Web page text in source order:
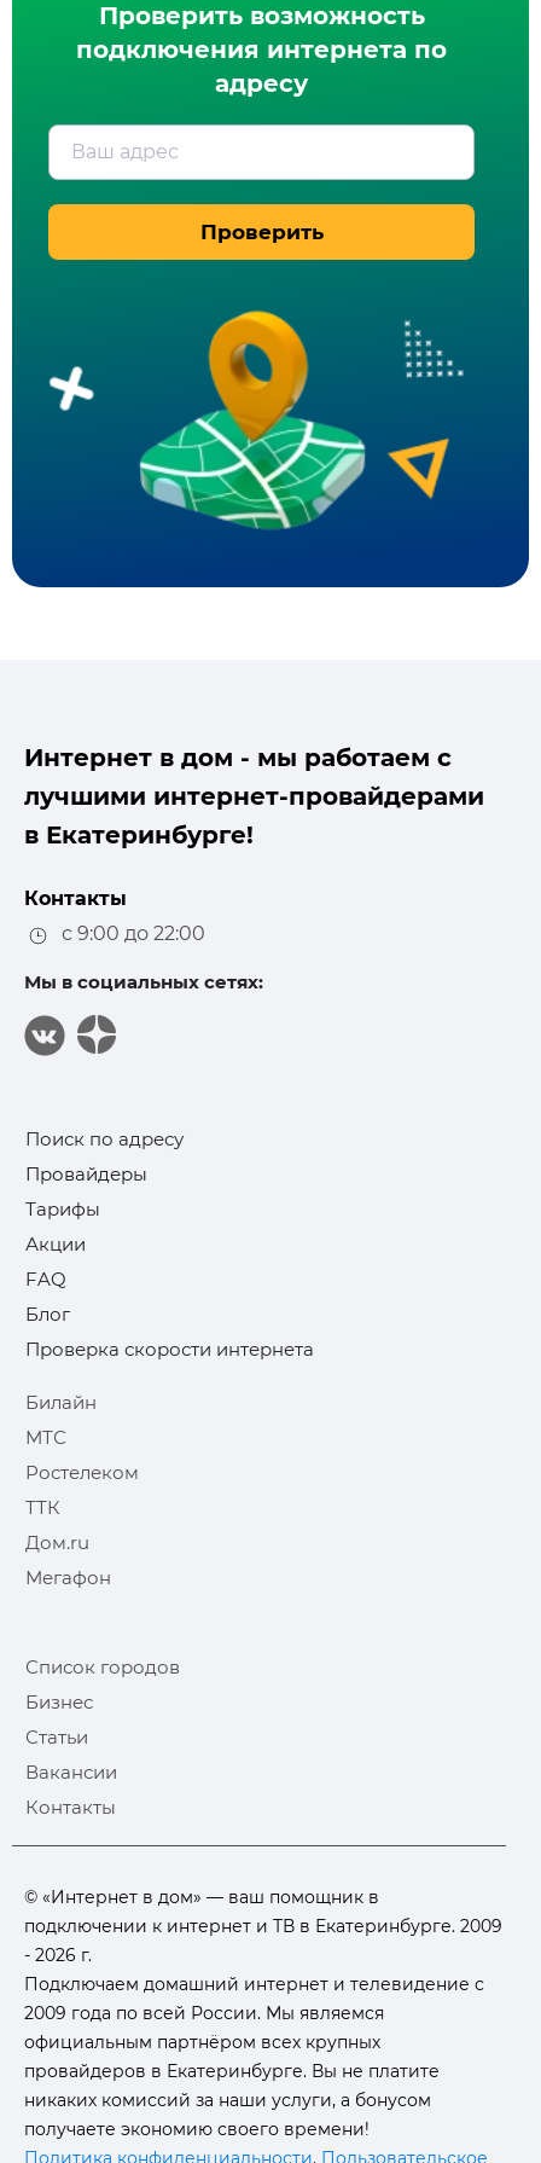
Проверить возможность
подключения интернета по
адресу
Ваш адрес
Проверить
Интернет в дом - мы работаем с
лучшими интернет-провайдерами
в Екатеринбурге!
Контакты
с 9:00 до 22:00
Мы в социальных сетях:
Поиск по адресу
Провайдеры
Тарифы
Акции
FAQ
Блог
Проверка скорости интернета
Билайн
МТС
Ростелеком
ТТК
Дом.ru
Мегафон
Список городов
Бизнес
Статьи
Вакансии
Контакты
© «Интернет в дом» — ваш помощник в
подключении к интернет и ТВ в Екатеринбурге. 2009
- 2026 г.
Подключаем домашний интернет и телевидение с
2009 года по всей России. Мы являемся
официальным партнёром всех крупных
провайдеров в Екатеринбурге. Вы не платите
никаких комиссий за наши услуги, а бонусом
получаете экономию своего времени!
Политика конфиденциальности. Пользовательское